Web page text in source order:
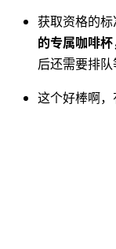
获取资格的标
的专属咖啡杯
后还需要排队
这个好棒啊